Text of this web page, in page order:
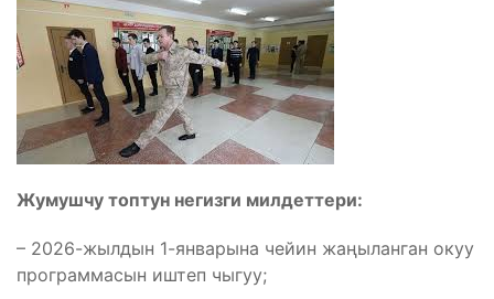
Жумушчу топтун негизги милдеттери:
– 2026-жылдын 1-январына чейин жаңыланган окуу
программасын иштеп чыгуу;